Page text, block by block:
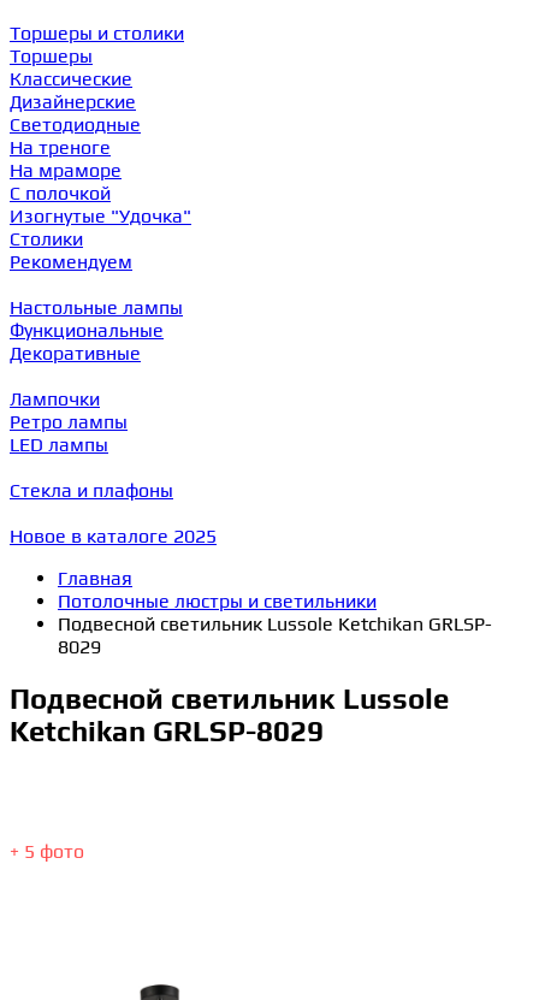
Торшеры и столики
Торшеры
Классические
Дизайнерские
Светодиодные
На треноге
На мраморе
С полочкой
Изогнутые "Удочка"
Столики
Рекомендуем
Настольные лампы
Функциональные
Декоративные
Лампочки
Ретро лампы
LED лампы
Стекла и плафоны
Новое в каталоге 2025
Главная
Потолочные люстры и светильники
Подвесной светильник Lussole Ketchikan GRLSP-
8029
Подвесной светильник Lussole
Ketchikan GRLSP-8029
+ 5 фото